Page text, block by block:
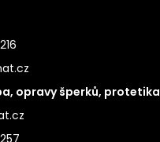
opravy šperků, protetika